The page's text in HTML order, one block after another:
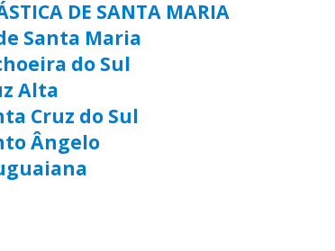
DE SANTA MARIA
Santa Maria
do Sul
Alta
Cruz do Sul
Ângelo